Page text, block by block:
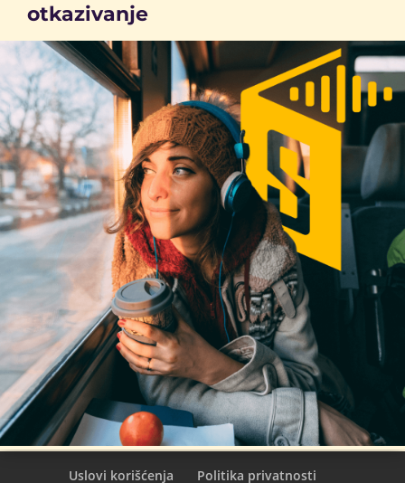
otkazivanje
Uslovi korišćenja Politika privatnosti